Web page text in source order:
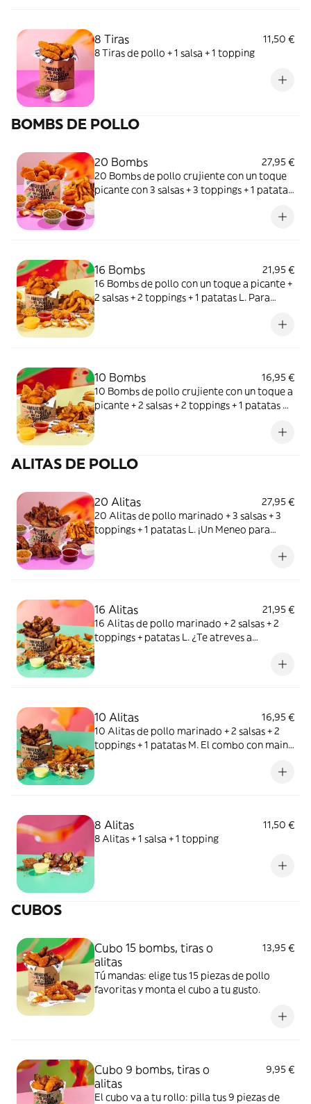
8 Tiras
11,50 €
8 Tiras de pollo + 1 salsa + 1 topping
BOMBS DE POLLO
20 Bombs
27,95 €
20 Bombs de pollo crujiente con un toque
picante con 3 salsas + 3 toppings + 1 patatas
16 Bombs
21,95 €
16 Bombs de pollo con un toque a picante +
2 salsas + 2 toppings + 1 patatas L. Para
10 Bombs
16,95 €
10 Bombs de pollo crujiente con un toque a
picante + 2 salsas + 2 toppings + 1 patatas M.
ALITAS DE POLLO
20 Alitas
27,95 €
20 Alitas de pollo marinado + 3 salsas + 3
toppings + 1 patatas L. ¡Un Meneo para
16 Alitas
21,95 €
16 Alitas de pollo marinado + 2 salsas + 2
toppings + patatas L. ¿Te atreves a
10 Alitas
16,95 €
10 Alitas de pollo marinado + 2 salsas + 2
toppings + 1 patatas M. El combo con main
8 Alitas
11,50 €
8 Alitas + 1 salsa + 1 topping
CUBOS
Cubo 15 bombs, tiras o
alitas
13,95 €
Tú mandas: elige tus 15 piezas de pollo
favoritas y monta el cubo a tu gusto.
Cubo 9 bombs, tiras o
alitas
9,95 €
El cubo va a tu rollo: pilla tus 9 piezas de